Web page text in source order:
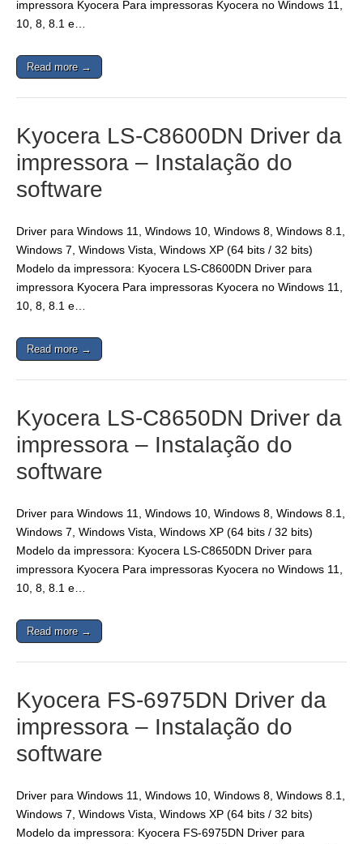
impressora Kyocera Para impressoras Kyocera no Windows 11,
10, 8, 8.1 e…
Read more →
Kyocera LS-C8600DN Driver da
impressora – Instalação do
software
Driver para Windows 11, Windows 10, Windows 8, Windows 8.1,
Windows 7, Windows Vista, Windows XP (64 bits / 32 bits)
Modelo da impressora: Kyocera LS-C8600DN Driver para
impressora Kyocera Para impressoras Kyocera no Windows 11,
10, 8, 8.1 e…
Read more →
Kyocera LS-C8650DN Driver da
impressora – Instalação do
software
Driver para Windows 11, Windows 10, Windows 8, Windows 8.1,
Windows 7, Windows Vista, Windows XP (64 bits / 32 bits)
Modelo da impressora: Kyocera LS-C8650DN Driver para
impressora Kyocera Para impressoras Kyocera no Windows 11,
10, 8, 8.1 e…
Read more →
Kyocera FS-6975DN Driver da
impressora – Instalação do
software
Driver para Windows 11, Windows 10, Windows 8, Windows 8.1,
Windows 7, Windows Vista, Windows XP (64 bits / 32 bits)
Modelo da impressora: Kyocera FS-6975DN Driver para